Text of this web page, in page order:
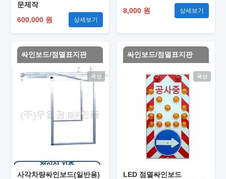
문제작
600,000 원
상세보기
8,000 원
상세보기
싸인보드/점멸표지판
국산
사각차량싸인보드(일반용)
싸인보드/점멸표지판
국산
LED 점멸싸인보드